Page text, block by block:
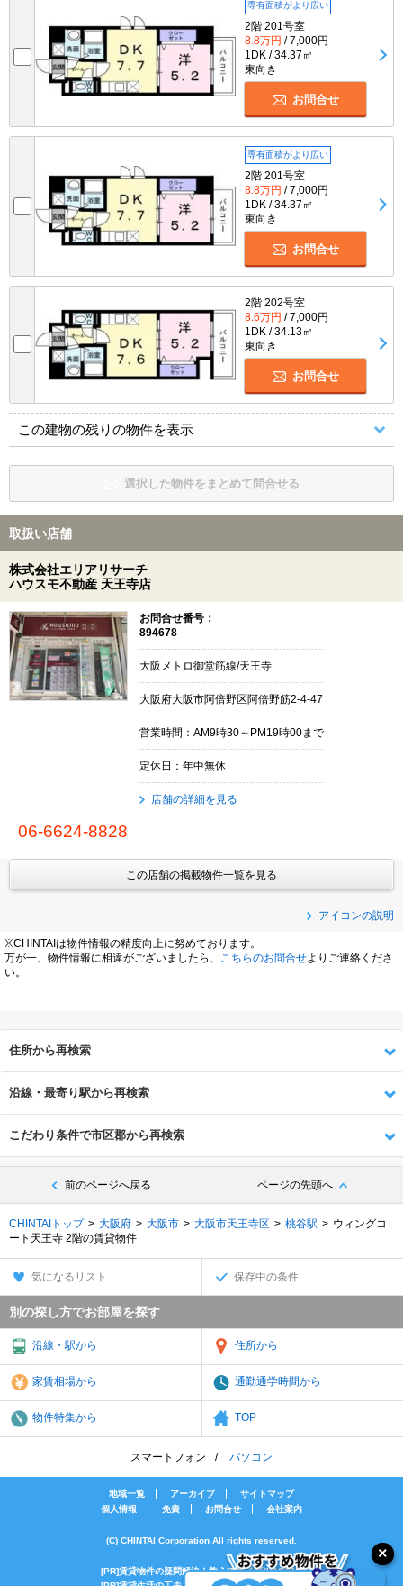
専有面積がより広い
2階 201号室
8.8万円 / 7,000円
1DK / 34.37㎡
東向き
お問合せ
専有面積がより広い
2階 201号室
8.8万円 / 7,000円
1DK / 34.37㎡
東向き
お問合せ
2階 202号室
8.6万円 / 7,000円
1DK / 34.13㎡
東向き
お問合せ
この建物の残りの物件を表示
選択した物件をまとめて問合せる
取扱い店舗
株式会社エリアリサーチ
ハウスモ不動産 天王寺店
お問合せ番号：
894678
大阪メトロ御堂筋線/天王寺
大阪府大阪市阿倍野区阿倍野筋2-4-47
営業時間：AM9時30～PM19時00まで
定休日：年中無休
店舗の詳細を見る
06-6624-8828
この店舗の掲載物件一覧を見る
アイコンの説明
※CHINTAIは物件情報の精度向上に努めております。
万が一、物件情報に相違がございましたら、
こちらのお問合せよりご連絡くださ
い。
住所から再検索
沿線・最寄り駅から再検索
こだわり条件で市区郡から再検索
前のページへ戻る ページの先頭へ
CHINTAIトップ 大阪府 大阪市 大阪市天王寺区 桃谷駅
ウィングコ
ート天王寺 2階の賃貸物件
気になるリスト 保存中の条件
別の探し方でお部屋を探す
沿線・駅から 住所から
家賃相場から 通勤通学時間から
物件特集から TOP
スマートフォン パソコン
地域一覧 アーカイブ
サイトマップ
個人情報
免責 お問合せ 会社案内
(C) CHINTAI Corporation All rights reserved.
[PR]賃貸物件の疑問解決！教えてエイブルAGENT